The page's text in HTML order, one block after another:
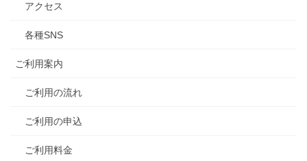
アクセス
各種SNS
ご利用案内
ご利用の流れ
ご利用の申込
ご利用料金